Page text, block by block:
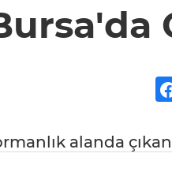
alanda